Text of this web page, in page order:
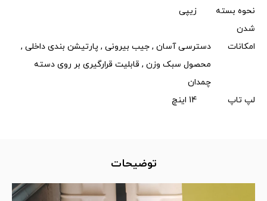
نحوه بسته
شدن
زیپی
امکانات
دسترسی آسان , جیب بیرونی , پارتیشن بندی داخلی ,
محصول سبک وزن , قابلیت قرارگیری بر روی دسته
چمدان
لپ تاپ
14 اینچ
توضیحات